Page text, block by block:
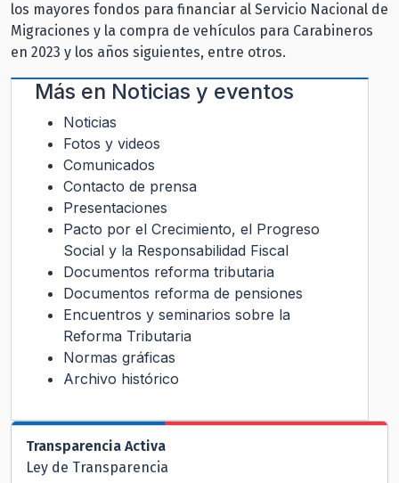
los mayores fondos para financiar al Servicio Nacional de
Migraciones y la compra de vehículos para Carabineros
en 2023 y los años siguientes, entre otros.
Más en Noticias y eventos
Noticias
Fotos y videos
Comunicados
Contacto de prensa
Presentaciones
Pacto por el Crecimiento, el Progreso
Social y la Responsabilidad Fiscal
Documentos reforma tributaria
Documentos reforma de pensiones
Encuentros y seminarios sobre la
Reforma Tributaria
Normas gráficas
Archivo histórico
Transparencia Activa
Ley de Transparencia